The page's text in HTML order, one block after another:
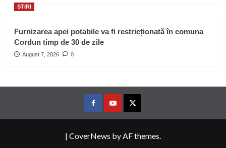
STIRI
Furnizarea apei potabile va fi restricționată în comuna
Cordun timp de 30 de zile
August 7, 2026 0
FacebookYoutubeTwitter
| CoverNews by AF themes.